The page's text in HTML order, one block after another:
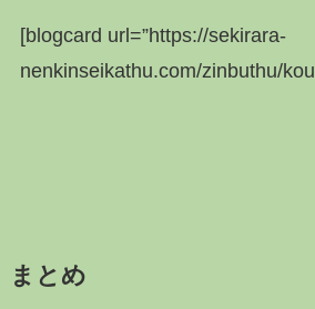
[blogcard url=”https://sekirara-
nenkinseikathu.com/zinbuthu/
まとめ